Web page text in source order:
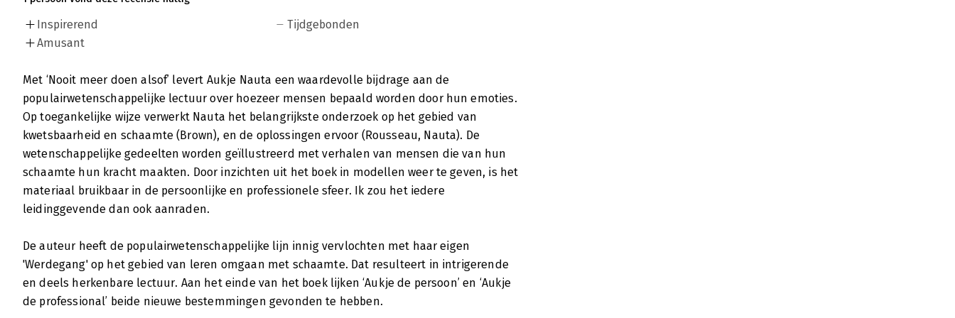
Inspirerend
Amusant
Tijdgebonden
Met ‘Nooit meer doen alsof’ levert Aukje Nauta een waardevolle bijdrage aan de
populairwetenschappelijke lectuur over hoezeer mensen bepaald worden door hun emoties.
Op toegankelijke wijze verwerkt Nauta het belangrijkste onderzoek op het gebied van
kwetsbaarheid en schaamte (Brown), en de oplossingen ervoor (Rousseau, Nauta). De
wetenschappelijke gedeelten worden geïllustreerd met verhalen van mensen die van hun
schaamte hun kracht maakten. Door inzichten uit het boek in modellen weer te geven, is het
materiaal bruikbaar in de persoonlijke en professionele sfeer. Ik zou het iedere
leidinggevende dan ook aanraden.
De auteur heeft de populairwetenschappelijke lijn innig vervlochten met haar eigen
'Werdegang' op het gebied van leren omgaan met schaamte. Dat resulteert in intrigerende
en deels herkenbare lectuur. Aan het einde van het boek lijken ‘Aukje de persoon’ en ‘Aukje
de professional’ beide nieuwe bestemmingen gevonden te hebben.